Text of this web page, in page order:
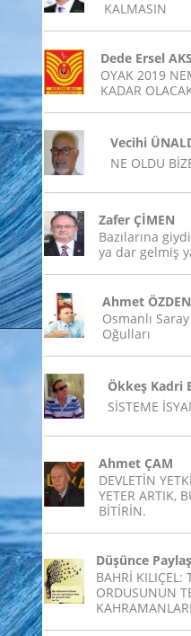
KALMASIN
Dede Ersel
OYAK 2019
KADAR
Vecihi
NE OLDU
Zafer ÇİMEN
Bazılarına
ya dar gelmiş
Ahmet ÖZDEN
Osmanlı
Oğulları
Ökkeş Kadri
SİSTEME
Ahmet ÇAM
DEVLETİN
YETER ARTIK,
BİTİRİN.
Düşünce
BAHRİ KILIÇEL:
ORDUSUNUN